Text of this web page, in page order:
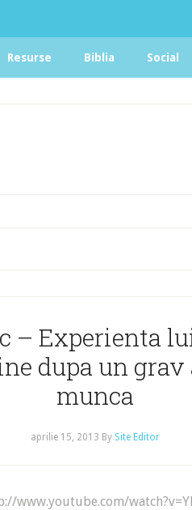
Resurse Biblia Social
– Experienta
dupa un grav
munca
aprilie 15, 2013 By Site Editor
www.youtube.com/